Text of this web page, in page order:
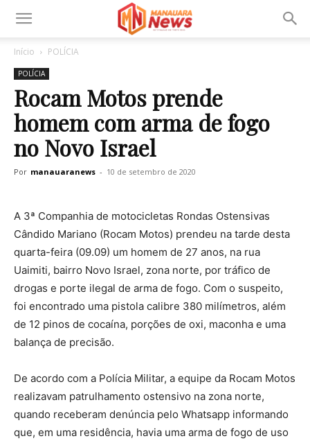
Início POLÍCIA
POLÍCIA
Rocam Motos prende
homem com arma de fogo
no Novo Israel
Por manauaranews - 10 de setembro de 2020
A 3ª Companhia de motocicletas Rondas Ostensivas
Cândido Mariano (Rocam Motos) prendeu na tarde desta
quarta-feira (09.09) um homem de 27 anos, na rua
Uaimiti, bairro Novo Israel, zona norte, por tráfico de
drogas e porte ilegal de arma de fogo. Com o suspeito,
foi encontrado uma pistola calibre 380 milímetros, além
de 12 pinos de cocaína, porções de oxi, maconha e uma
balança de precisão.
De acordo com a Polícia Militar, a equipe da Rocam Motos
realizavam patrulhamento ostensivo na zona norte,
quando receberam denúncia pelo Whatsapp informando
que, em uma residência, havia uma arma de fogo de uso